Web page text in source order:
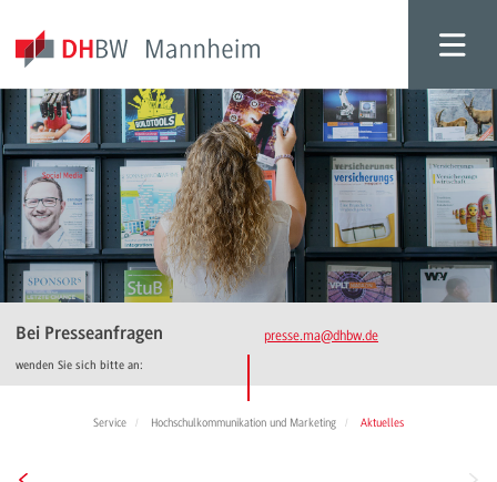
Bei Presseanfragen
wenden Sie sich bitte an:
presse.ma@dhbw.de
Service Hochschulkommunikation und Marketing Aktuelles